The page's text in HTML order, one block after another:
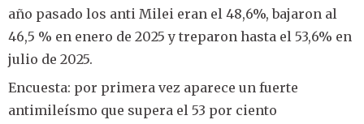
año pasado los anti Milei eran el 48,6%, bajaron al
46,5 % en enero de 2025 y treparon hasta el 53,6% en
julio de 2025.
Encuesta: por primera vez aparece un fuerte
antimileísmo que supera el 53 por ciento